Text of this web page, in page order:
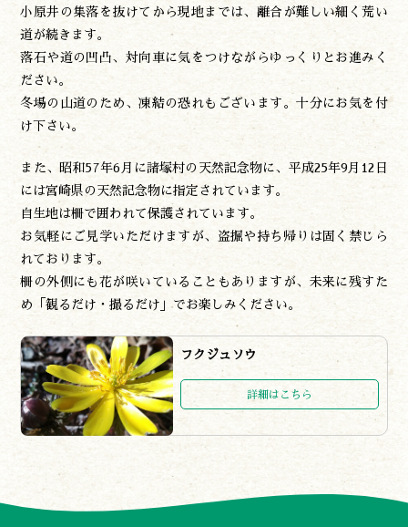
小原井の集落を抜けてから現地までは、離合が難しい細く荒い
道が続きます。
落石や道の凹凸、対向車に気をつけながらゆっくりとお進みく
ださい。
冬場の山道のため、凍結の恐れもございます。十分にお気を付
け下さい。
また、昭和57年6月に諸塚村の天然記念物に、平成25年9月12日
には宮崎県の天然記念物に指定されています。
自生地は柵で囲われて保護されています。
お気軽にご見学いただけますが、盗掘や持ち帰りは固く禁じら
れております。
柵の外側にも花が咲いていることもありますが、未来に残すた
め「観るだけ・撮るだけ」でお楽しみください。
フクジュソウ
詳細はこちら